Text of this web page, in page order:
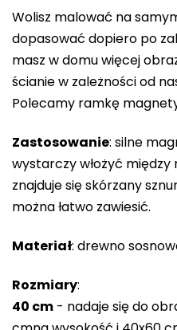
Wolisz malować na
dopasować dopiero po
masz w domu więcej
ścianie w zależności od
Polecamy ramkę
Zastosowanie: silne
wystarczy włożyć między
znajduje się skórzany
można łatwo zawiesić.
Materiał: drewno
Rozmiary:
40 cm - nadaje się do
produktu
wynosi
0,0
na
5